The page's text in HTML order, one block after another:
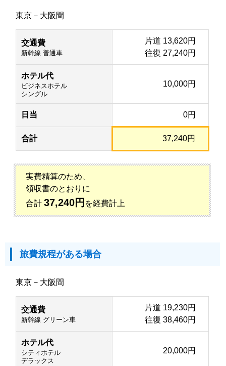
東京－大阪間
交通費
新幹線 普通車
片道 13,620円
往復 27,240円
ホテル代
ビジネスホテル
シングル
10,000円
日当 0円
合計 37,240円
実費精算のため、
領収書のとおりに
合計37,240円 を経費計上
旅費規程がある場合
東京－大阪間
交通費
新幹線 グリーン車
片道 19,230円
往復 38,460円
ホテル代
シティホテル
デラックス
20,000円